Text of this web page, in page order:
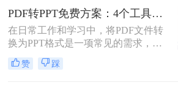
速且免费地完成格式转换都能极大提
升工作效率。那么如何免费把pdf转成
PPT呢？
PDF转PPT免费方案：4个工具的文件限制和输出质量对比！
在日常工作和学习中，将PDF文件转
换为PPT格式是一项常见的需求，以
便更好地进行演示和分享。虽然市面
上有许多专业的转换软件和服务，但
赞 踩